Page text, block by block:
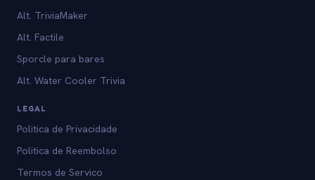
Alt. TriviaMaker
Alt. Factile
Sporcle para bares
Alt. Water Cooler Trivia
LEGAL
Politica de Privacidade
Politica de Reembolso
Termos de Servico